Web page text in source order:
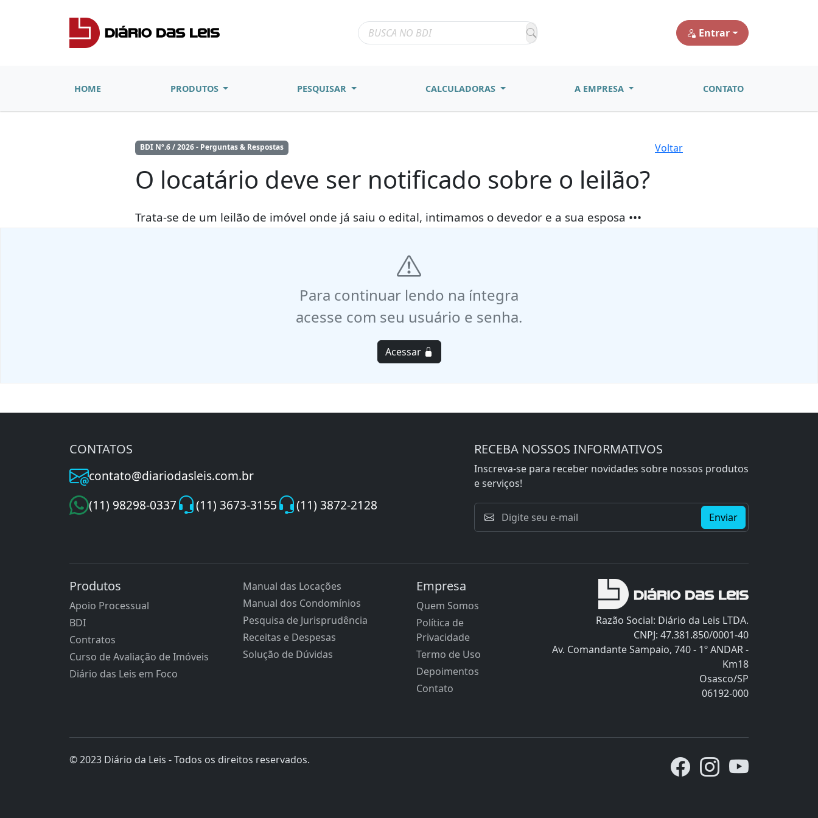
Entrar
HOME PRODUTOS PESQUISAR CALCULADORAS A EMPRESA CONTATO
BDI Nº.6 / 2026 - Perguntas & Respostas Voltar
O locatário deve ser notificado sobre o leilão?
Trata-se de um leilão de imóvel onde já saiu o edital, intimamos o devedor e a sua esposa •••
Para continuar lendo na íntegra
acesse com seu usuário e senha.
Acessar
CONTATOS
contato@diariodasleis.com.br
(11) 98298-0337
(11) 3673-3155 (11) 3872-2128
RECEBA NOSSOS INFORMATIVOS
Inscreva-se para receber novidades sobre nossos produtos
e serviços!
Enviar
Produtos
Apoio Processual
BDI
Contratos
Curso de Avaliação de Imóveis
Diário das Leis em Foco
Manual das Locações
Manual dos Condomínios
Pesquisa de Jurisprudência
Receitas e Despesas
Solução de Dúvidas
Empresa
Quem Somos
Política de
Privacidade
Termo de Uso
Depoimentos
Contato
Razão Social: Diário da Leis LTDA.
CNPJ: 47.381.850/0001-40
Av. Comandante Sampaio, 740 - 1º ANDAR -
Km18
Osasco/SP
06192-000
© 2023 Diário da Leis - Todos os direitos reservados.